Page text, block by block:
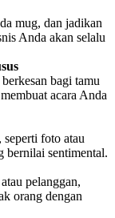
mug, dan jadikan
Anda akan selalu
bagi tamu
acara Anda
foto atau
bernilai sentimental.
pelanggan,
orang dengan